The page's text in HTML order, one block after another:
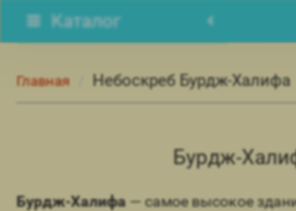
Каталог
Главная Небоскреб Бурдж-Халифа
Бурдж-
Бурдж-Халифа — самое высокое